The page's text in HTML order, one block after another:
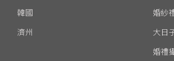
韓國
濟州
婚紗
大日
婚禮